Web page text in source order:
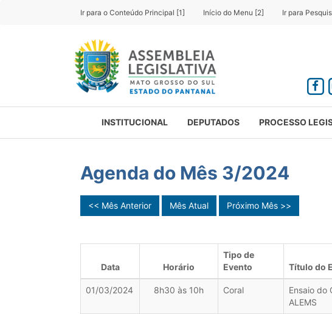
Ir para o Conteúdo Principal [1] Início do Menu [2] Ir para
INSTITUCIONAL DEPUTADOS PROCESSO
Agenda do Mês 3/2024
<< Mês Anterior Mês Atual Próximo Mês >>
Data Horário
Tipo de
Evento
Título do
01/03/2024 8h30 às 10h Coral
Ensaio do
ALEMS